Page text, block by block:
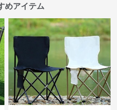
めアイテム